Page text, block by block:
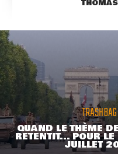
THOMAS
TRASHBAG
QUAND LE THÈME
RETENTIT... POUR
JUILLET